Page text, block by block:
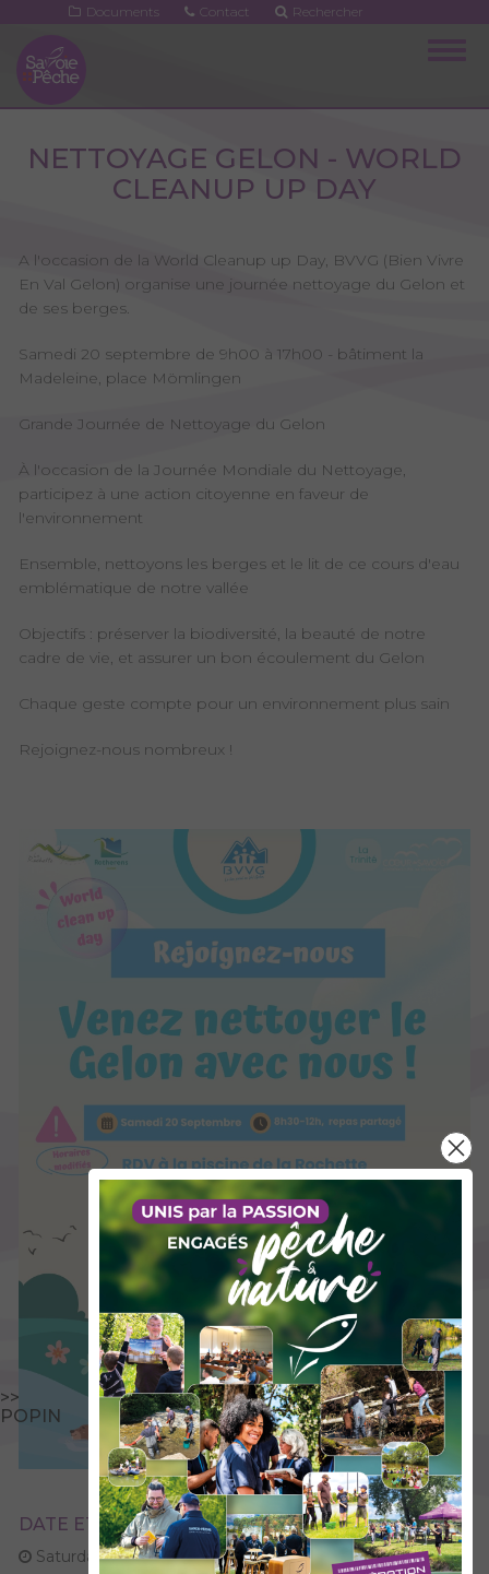
contenu
principal
Documents Contact Rechercher
>>
POPIN
NETTOYAGE GELON - WORLD
CLEANUP UP DAY
A l'occasion de la World Cleanup up Day, BVVG (Bien Vivre
En Val Gelon) organise une journée nettoyage du Gelon et
de ses berges.
Samedi 20 septembre de 9h00 à 17h00 - bâtiment la
Madeleine, place Mömlingen
Grande Journée de Nettoyage du Gelon
À l'occasion de la Journée Mondiale du Nettoyage,
participez à une action citoyenne en faveur de
l'environnement
Ensemble, nettoyons les berges et le lit de ce cours d'eau
emblématique de notre vallée
Objectifs : préserver la biodiversité, la beauté de notre
cadre de vie, et assurer un bon écoulement du Gelon
Chaque geste compte pour un environnement plus sain
Rejoignez-nous nombreux !
DATE ET HEURE DE L'ÉVENEMENT
Saturday 20 septembre 2025 - 09:00